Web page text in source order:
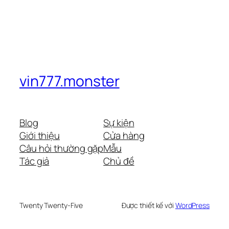
vin777.monster
Blog
Giới thiệu
Câu hỏi thường gặp
Tác giả
Sự kiện
Cửa hàng
Mẫu
Chủ đề
Twenty Twenty-Five Được thiết kế với WordPress